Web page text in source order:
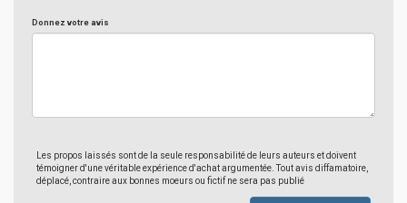
Donnez votre avis
Les propos laissés sont de la seule responsabilité de leurs auteurs et doivent
témoigner d'une véritable expérience d'achat argumentée. Tout avis diffamatoire,
déplacé, contraire aux bonnes moeurs ou fictif ne sera pas publié